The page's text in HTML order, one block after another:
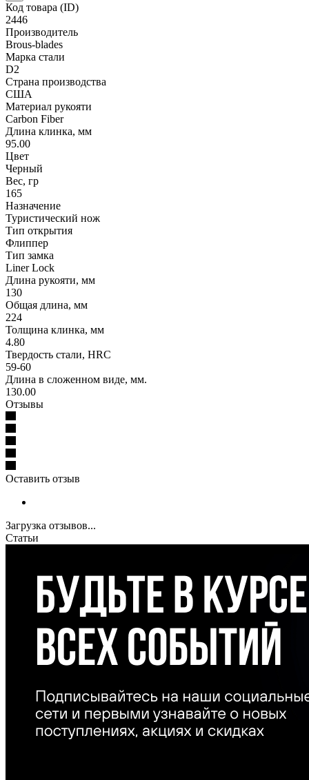
Код товара (ID)
2446
Производитель
Brous-blades
Марка стали
D2
Страна производства
США
Материал рукояти
Carbon Fiber
Длина клинка, мм
95.00
Цвет
Черный
Вес, гр
165
Назначение
Туристический нож
Тип открытия
Флиппер
Тип замка
Liner Lock
Длина рукояти, мм
130
Общая длина, мм
224
Толщина клинка, мм
4.80
Твердость стали, HRC
59-60
Длина в сложенном виде, мм.
130.00
Отзывы
Оставить отзыв
Загрузка отзывов...
Статьи